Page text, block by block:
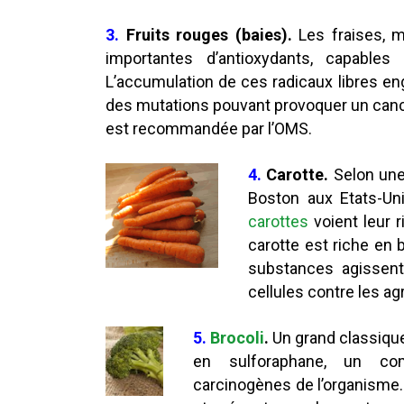
3. Fruits rouges (baies). Les fraises,
importantes d’antioxydants,
L’accumulation de ces radicaux libres
des mutations pouvant provoquer un
est recommandée par l’OMS.
4. Carotte. Selon
Boston aux Etats-
carottes voient leur
carotte est riche en
substances
cellules contre les
5. Brocoli. Un grand
en sulforaphane, un
carcinogènes de